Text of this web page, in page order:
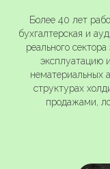
Более 40 лет
бухгалтерская и
реального
эксплуатацию
нематериальных
структурах
продажами,